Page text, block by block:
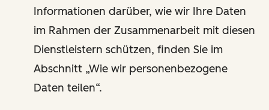
Informationen darüber, wie wir Ihre Daten
im Rahmen der Zusammenarbeit mit diesen
Dienstleistern schützen, finden Sie im
Abschnitt „Wie wir personenbezogene
Daten teilen“.